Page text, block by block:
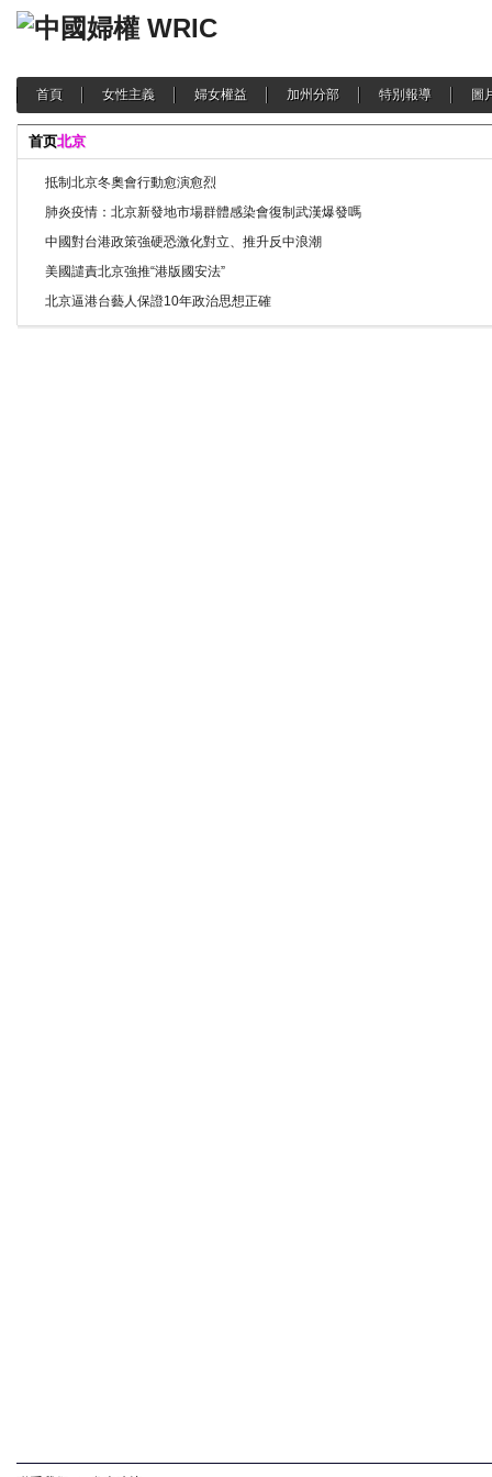
首頁 女性主義 婦女權益 加州分部 特別報導 圖
首页北京
抵制北京冬奧會行動愈演愈烈
肺炎疫情：北京新發地市場群體感染會復制武漢爆發嗎
中國對台港政策強硬恐激化對立、推升反中浪潮
美國譴責北京強推“港版國安法”
北京逼港台藝人保證10年政治思想正確